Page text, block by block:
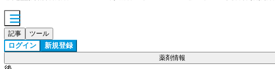
記事 ツール
ログイン 新規登録
薬剤情報